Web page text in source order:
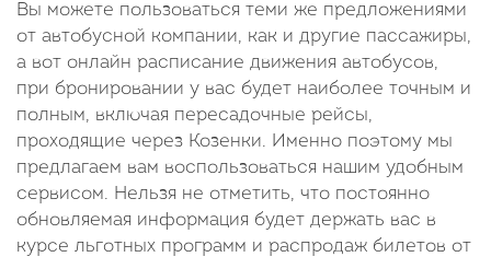
Вы можете пользоваться теми же предложениями
от автобусной компании, как и другие пассажиры,
а вот онлайн расписание движения автобусов,
при бронировании у вас будет наиболее точным и
полным, включая пересадочные рейсы,
проходящие через Козенки. Именно поэтому мы
предлагаем вам воспользоваться нашим удобным
сервисом. Нельзя не отметить, что постоянно
обновляемая информация будет держать вас в
курсе льготных программ и распродаж билетов от